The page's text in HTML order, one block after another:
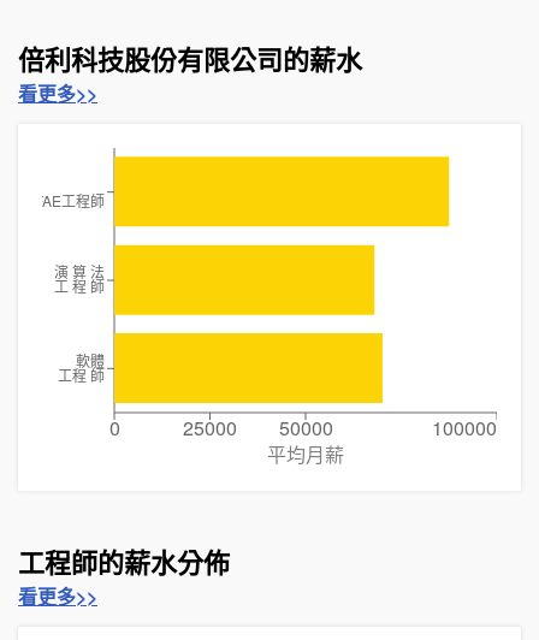
倍利科技股份有限公司的薪水
看更多>>
0 25000 50000
100000
平均月薪
FAE工程師
演 算 法
工 程 師
軟體
工程 師
工程師的薪水分佈
看更多>>